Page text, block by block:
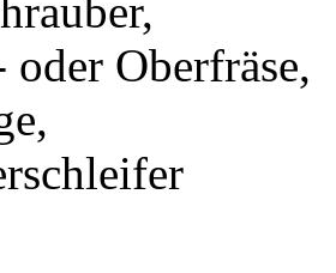
oder Oberfräse,